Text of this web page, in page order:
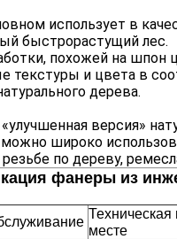
использует в
быстрорастущий лес.
похожей на шпон
текстуры и цвета в
дерева.
версия»
широко
по дереву,
фанеры из
месте